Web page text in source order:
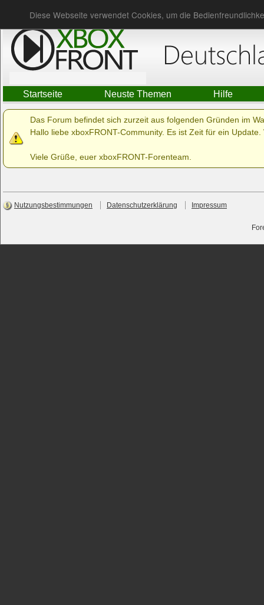
Diese Webseite verwendet Cookies, um die
Du bist nicht angemeldet. Anmelden
Startseite Neuste Themen Hilfe
Das Forum befindet sich zurzeit aus folgenden Gründen im
Hallo liebe xboxFRONT-Community. Es ist Zeit für ein
Viele Grüße, euer xboxFRONT-Forenteam.
Nutzungsbestimmungen Datenschutzerklärung Impressum